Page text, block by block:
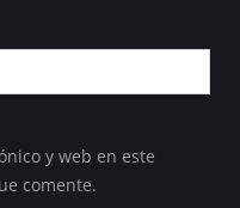
y web en este
comente.